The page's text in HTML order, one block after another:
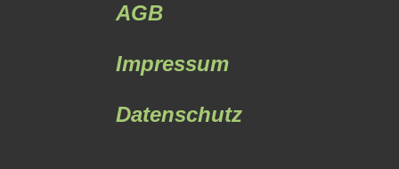
AGB
Impressum
Datenschutz